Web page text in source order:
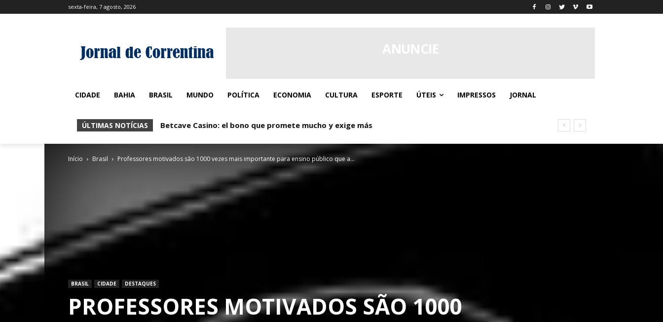
sexta-feira, 7 agosto, 2026
CIDADE BAHIA BRASIL MUNDO POLÍTICA ECONOMIA CULTURA ESPORTE ÚTEIS IMPRESSOS JORNAL
ÚLTIMAS NOTÍCIAS Betcave Casino: el bono que promete mucho y exige más
Betcave Casino: Donde los giros gratis y el caos controlado se dan la mano
Início Brasil Professores motivados são 1000 vezes mais importante para ensino público que a...
BRASIL CIDADE DESTAQUES
PROFESSORES MOTIVADOS SÃO 1000